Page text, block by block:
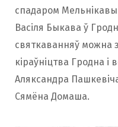
спадаром
Васіля Быкава ў
святкаванняў можна
кіраўніцтва Гродна і
Аляксандра
Сямёна Домаша.